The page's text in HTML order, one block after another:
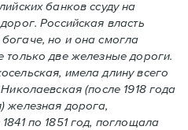
банков ссуду на
Российская власть
но и она смогла
только две железные дороги.
имела длину всего
(после 1918 года
железная дорога,
по 1851 год, поглощала